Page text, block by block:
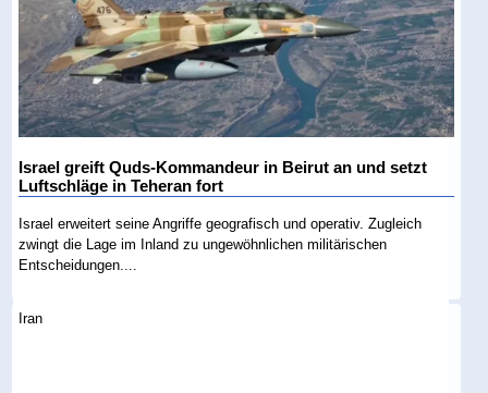
Israel greift Quds-Kommandeur in Beirut an und setzt
Luftschläge in Teheran fort
Israel erweitert seine Angriffe geografisch und operativ. Zugleich
zwingt die Lage im Inland zu ungewöhnlichen militärischen
Entscheidungen....
Iran